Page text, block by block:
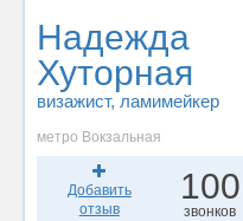
Надежда
Хуторная
визажист, ламимейкер
метро Вокзальная
Добавить
отзыв
100
звонков